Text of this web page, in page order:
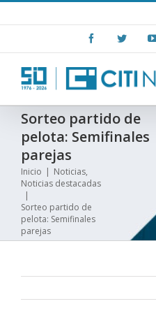
to
FacebookTwitter
Sorteo partido de
pelota: Semifinales
parejas
Inicio | Noticias,
Noticias destacadas
|
Sorteo partido de
pelota: Semifinales
parejas